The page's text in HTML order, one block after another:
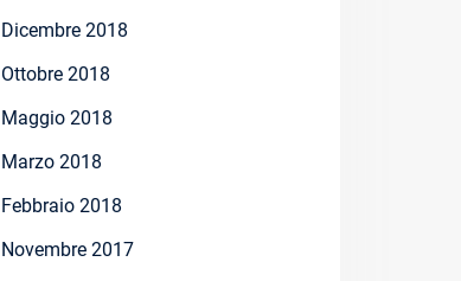
Dicembre 2018
Ottobre 2018
Maggio 2018
Marzo 2018
Febbraio 2018
Novembre 2017